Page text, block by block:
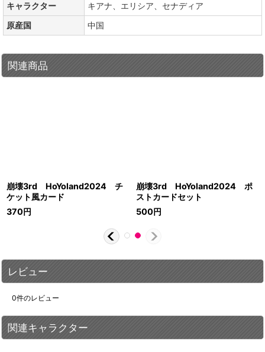
キャラクター
キアナ、エリシア、セナディア
原産国
中国
関連商品
崩壊3rd HoYoland2024 チ
ケット風カード
370円
崩壊3rd HoYoland2024 ポ
ストカードセット
500円
レビュー
0件のレビュー
関連キャラクター